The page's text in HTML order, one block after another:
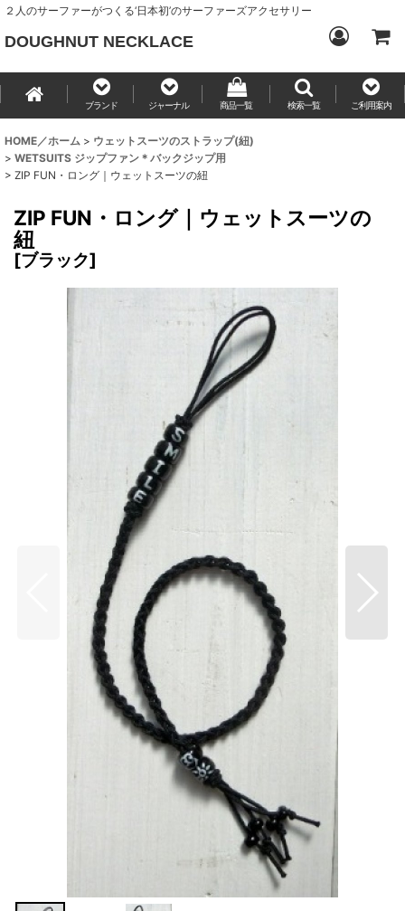
２人のサーファーがつくる‘日本初’のサーファーズアクセサリー
DOUGHNUT NECKLACE
ブランド ジャーナル 商品一覧 検索一覧 ご利用案内
HOME／ホーム > ウェットスーツのストラップ(紐)
> WETSUITS ジップファン＊バックジップ用
> ZIP FUN・ロング｜ウェットスーツの紐
ZIP FUN・ロング｜ウェットスーツの
紐
[ブラック]